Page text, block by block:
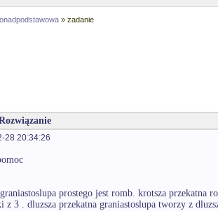
» zadanie
28 20:34:26
prostego jest romb. krotsza
z 3 . dluzsza przekatna graniastoslupa tworzy z